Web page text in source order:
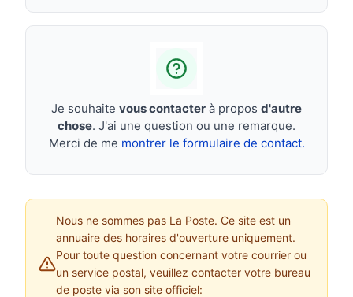
Je souhaite vous contacter à propos d'autre
chose. J'ai une question ou une remarque.
Merci de me montrer le formulaire de contact.
Nous ne sommes pas La Poste. Ce site est un
annuaire des horaires d'ouverture uniquement.
Pour toute question concernant votre courrier ou
un service postal, veuillez contacter votre bureau
de poste via son site officiel: